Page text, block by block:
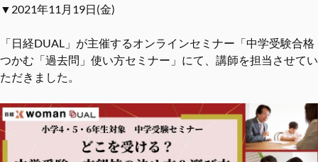
▼2021年11月19日(金)
「日経DUAL」が主催するオンラインセミナー「中学受験合格
つかむ「過去問」使い方セミナー」にて、講師を担当させてい
ただきました。